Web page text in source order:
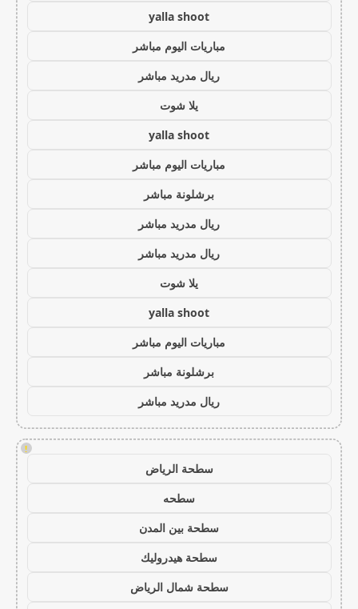
yalla shoot
مباريات اليوم مباشر
ريال مدريد مباشر
يلا شوت
yalla shoot
مباريات اليوم مباشر
برشلونة مباشر
ريال مدريد مباشر
ريال مدريد مباشر
يلا شوت
yalla shoot
مباريات اليوم مباشر
برشلونة مباشر
ريال مدريد مباشر
!
سطحة الرياض
سطحه
سطحة بين المدن
سطحة هيدروليك
سطحة شمال الرياض